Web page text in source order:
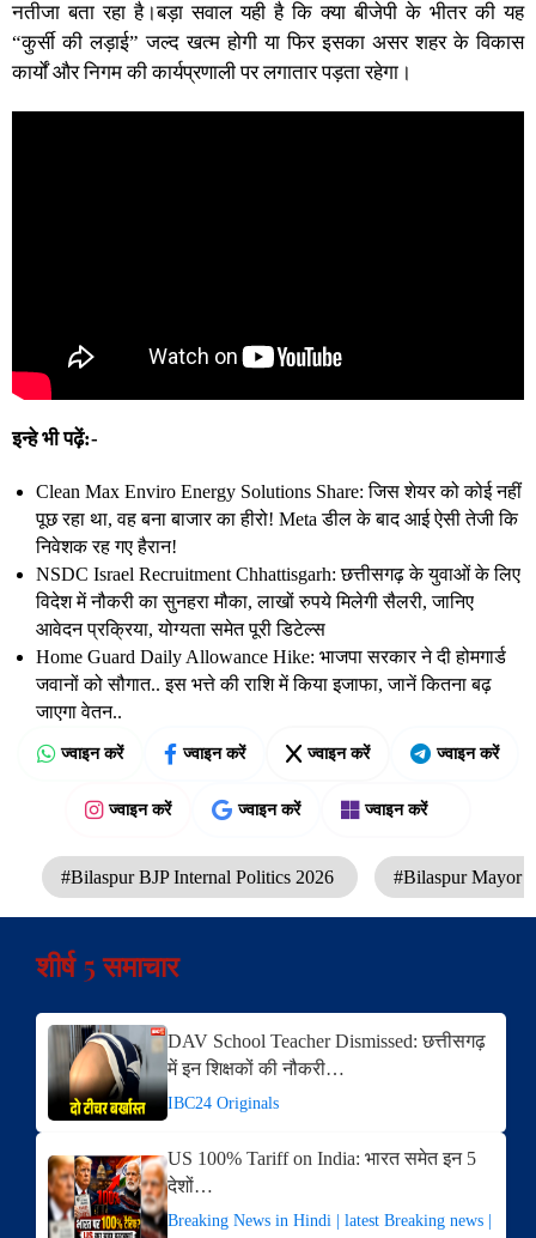
नतीजा बता रहा है।बड़ा सवाल यही है कि क्या बीजेपी के भीतर की यह
“कुर्सी की लड़ाई” जल्द खत्म होगी या फिर इसका असर शहर के विकास
कार्यों और निगम की कार्यप्रणाली पर लगातार पड़ता रहेगा।
इन्हे भी पढ़ें:-
Clean Max Enviro Energy Solutions Share: जिस शेयर को कोई नहीं
पूछ रहा था, वह बना बाजार का हीरो! Meta डील के बाद आई ऐसी तेजी कि
निवेशक रह गए हैरान!
NSDC Israel Recruitment Chhattisgarh: छत्तीसगढ़ के युवाओं के लिए
विदेश में नौकरी का सुनहरा मौका, लाखों रुपये मिलेगी सैलरी, जानिए
आवेदन प्रक्रिया, योग्यता समेत पूरी डिटेल्स
Home Guard Daily Allowance Hike: भाजपा सरकार ने दी होमगार्ड
जवानों को सौगात.. इस भत्ते की राशि में किया इजाफा, जानें कितना बढ़
जाएगा वेतन..
ज्वाइन करें ज्वाइन करें ज्वाइन करें ज्वाइन करें
ज्वाइन करें ज्वाइन करें ज्वाइन करें
#Bilaspur BJP Internal Politics 2026 #Bilaspur Mayor
शीर्ष 5 समाचार
DAV School Teacher Dismissed: छत्तीसगढ़
में इन शिक्षकों की नौकरी…
IBC24 Originals
US 100% Tariff on India: भारत समेत इन 5
देशों…
Breaking News in Hindi | latest Breaking news |